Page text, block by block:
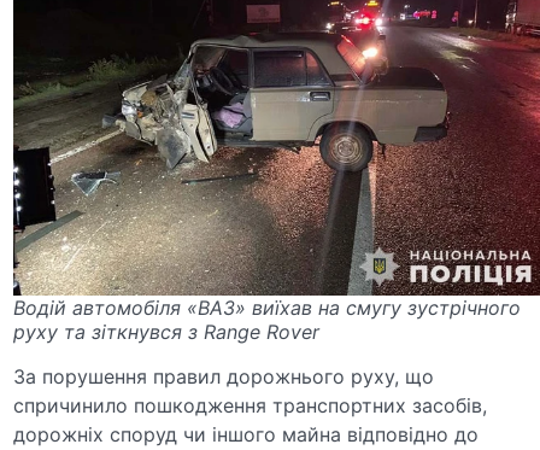
Водій автомобіля «ВАЗ» виїхав на смугу зустрічного
руху та зіткнувся з Range Rover
За порушення правил дорожнього руху, що
спричинило пошкодження транспортних засобів,
дорожніх споруд чи іншого майна відповідно до